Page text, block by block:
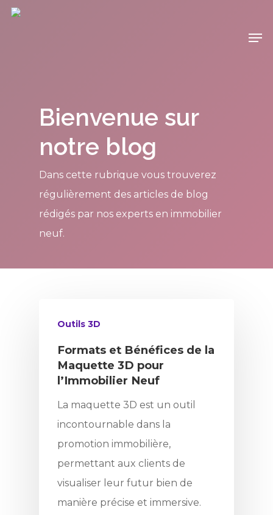
Bienvenue sur
notre blog
Dans cette rubrique vous trouverez
régulièrement des articles de blog
rédigés par nos experts en immobilier
neuf.
Outils 3D
Formats et Bénéfices de la
Maquette 3D pour
l’Immobilier Neuf
La maquette 3D est un outil
incontournable dans la
promotion immobilière,
permettant aux clients de
visualiser leur futur bien de
manière précise et immersive.